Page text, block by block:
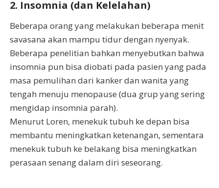
2. Insomnia (dan Kelelahan)
Beberapa orang yang melakukan beberapa menit
savasana akan mampu tidur dengan nyenyak.
Beberapa penelitian bahkan menyebutkan bahwa
insomnia pun bisa diobati pada pasien yang pada
masa pemulihan dari kanker dan wanita yang
tengah menuju menopause (dua grup yang sering
mengidap insomnia parah).
Menurut Loren, menekuk tubuh ke depan bisa
membantu meningkatkan ketenangan, sementara
menekuk tubuh ke belakang bisa meningkatkan
perasaan senang dalam diri seseorang.